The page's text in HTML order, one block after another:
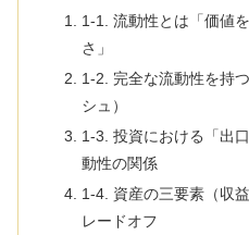
1-1. 流動性とは「価値
さ」
1-2. 完全な流動性を持
シュ）
1-3. 投資における「出
動性の関係
1-4. 資産の三要素（収
レードオフ